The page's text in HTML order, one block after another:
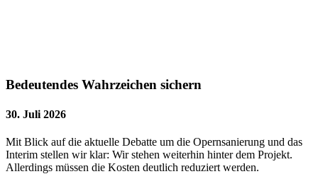
Bedeutendes Wahrzeichen sichern
30. Juli 2026
Mit Blick auf die aktuelle Debatte um die Opernsanierung und das
Interim stellen wir klar: Wir stehen weiterhin hinter dem Projekt.
Allerdings müssen die Kosten deutlich reduziert werden.